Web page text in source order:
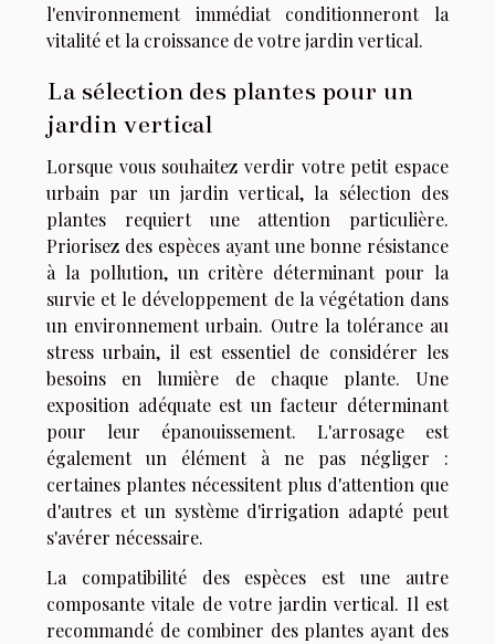
l'environnement immédiat conditionneront la
vitalité et la croissance de votre jardin vertical.
La sélection des plantes pour un
jardin vertical
Lorsque vous souhaitez verdir votre petit espace
urbain par un jardin vertical, la sélection des
plantes requiert une attention particulière.
Priorisez des espèces ayant une bonne résistance
à la pollution, un critère déterminant pour la
survie et le développement de la végétation dans
un environnement urbain. Outre la tolérance au
stress urbain, il est essentiel de considérer les
besoins en lumière de chaque plante. Une
exposition adéquate est un facteur déterminant
pour leur épanouissement. L'arrosage est
également un élément à ne pas négliger :
certaines plantes nécessitent plus d'attention que
d'autres et un système d'irrigation adapté peut
s'avérer nécessaire.
La compatibilité des espèces est une autre
composante vitale de votre jardin vertical. Il est
recommandé de combiner des plantes ayant des